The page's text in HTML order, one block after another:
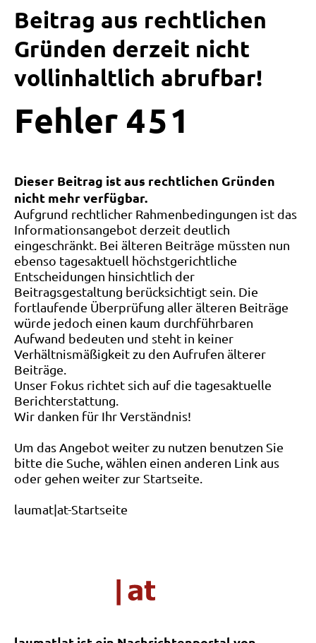
Beitrag aus rechtlichen
Gründen derzeit nicht
vollinhaltlich abrufbar!
Fehler 4 5 1
Dieser Beitrag ist aus rechtlichen Gründen
nicht mehr verfügbar.
Aufgrund rechtlicher Rahmenbedingungen ist das
Informationsangebot derzeit deutlich
eingeschränkt. Bei älteren Beiträge müssten nun
ebenso tagesaktuell höchstgerichtliche
Entscheidungen hinsichtlich der
Beitragsgestaltung berücksichtigt sein. Die
fortlaufende Überprüfung aller älteren Beiträge
würde jedoch einen kaum durchführbaren
Aufwand bedeuten und steht in keiner
Verhältnismäßigkeit zu den Aufrufen älterer
Beiträge.
Unser Fokus richtet sich auf die tagesaktuelle
Berichterstattung.
Wir danken für Ihr Verständnis!
Um das Angebot weiter zu nutzen benutzen Sie
bitte die Suche, wählen einen anderen Link aus
oder gehen weiter zur Startseite.
laumat|at-Startseite